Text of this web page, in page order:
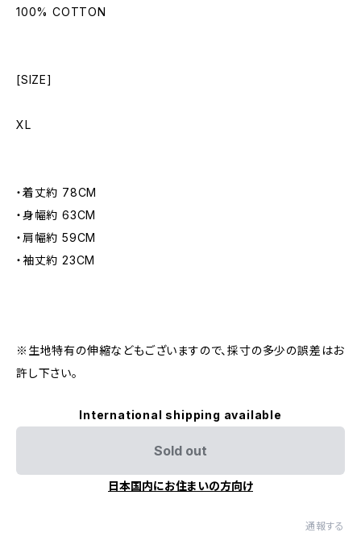
100% COTTON
[SIZE]
XL
・着丈約 78CM
・身幅約 63CM
・肩幅約 59CM
・袖丈約 23CM
※生地特有の伸縮などもございますので、採寸の多少の誤差はお
許し下さい。
International shipping available
Sold out
日本国内にお住まいの方向け
通報する